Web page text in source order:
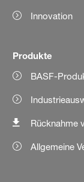
Innovation
Produkte
BASF-
Rücknahme
Allgemeine